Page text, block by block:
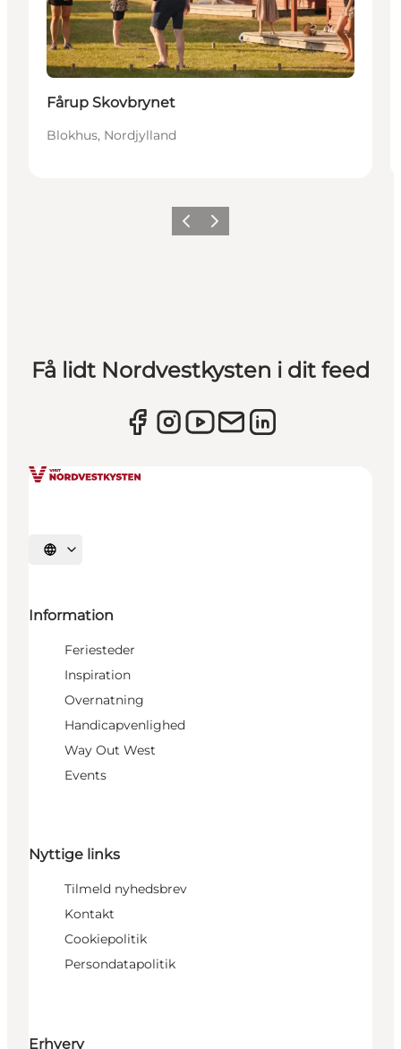
Fårup Skovbrynet
Blokhus, Nordjylland
ForrigeNæste
Få lidt Nordvestkysten i dit feed
Vælg sprog
Information
Feriesteder
Inspiration
Overnatning
Handicapvenlighed
Way Out West
Events
Nyttige links
Tilmeld nyhedsbrev
Kontakt
Cookiepolitik
Persondatapolitik
Erhverv